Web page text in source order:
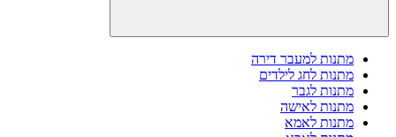
מתנות למעבר דירה
מתנות לחג לילדים
מתנות לגבר
מתנות לאישה
מתנות לאמא